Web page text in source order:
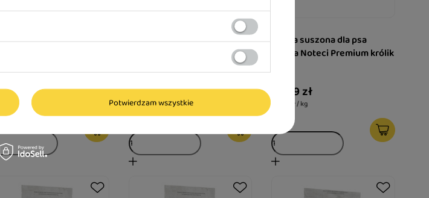
zł
zł / kg
25,99 zł
25,99 zł / kg
Karma suszona dla psa
Dolina Noteci Premium królik
25,99 zł
25,99 zł / kg
Potwierdzam wszystkie